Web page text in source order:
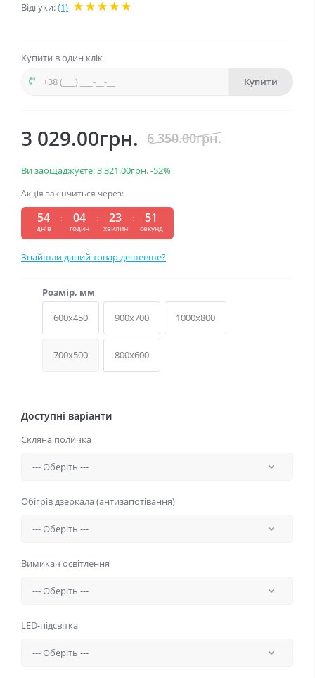
Відгуки:(1)
Купити в один клік
Купити
3 029.00грн. 6 350.00грн.
Ви заощаджуєте:3 321.00грн.-52%
Акція закінчиться через:
54
днів
04
годин
23
хвилин
51
секунд
Знайшли даний товар дешевше?
Розмір, мм
600x450
900x700 1000x800
700x500 800x600
Доступні варіанти
Скляна поличка
Обігрів дзеркала (антизапотівання)
Вимикач освітлення
LED-підсвітка